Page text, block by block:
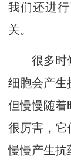
我们还进
关。
很多时候
细胞会产生
但慢慢随着
很厉害，它
慢慢产生抗